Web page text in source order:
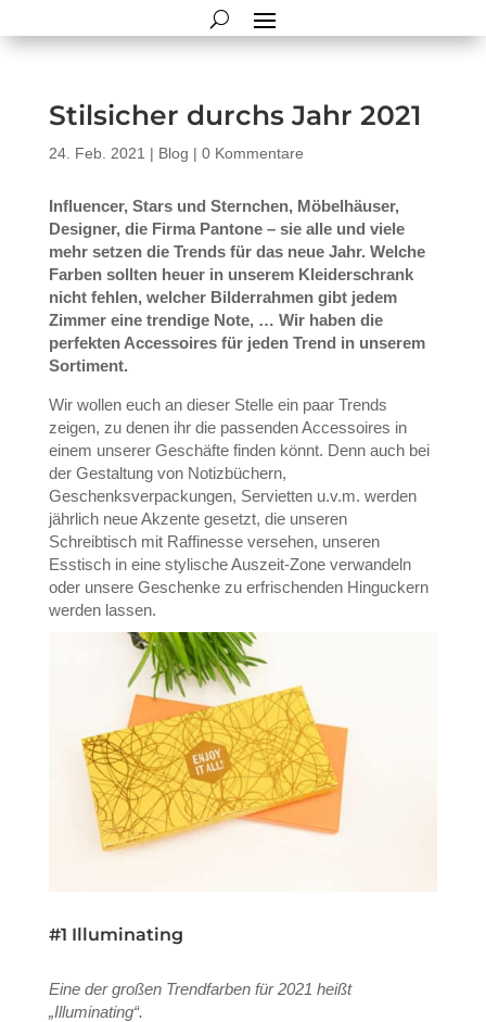
Stilsicher durchs Jahr 2021
24. Feb. 2021 | Blog | 0 Kommentare
Influencer, Stars und Sternchen, Möbelhäuser,
Designer, die Firma Pantone – sie alle und viele
mehr setzen die Trends für das neue Jahr. Welche
Farben sollten heuer in unserem Kleiderschrank
nicht fehlen, welcher Bilderrahmen gibt jedem
Zimmer eine trendige Note, … Wir haben die
perfekten Accessoires für jeden Trend in unserem
Sortiment.
Wir wollen euch an dieser Stelle ein paar Trends
zeigen, zu denen ihr die passenden Accessoires in
einem unserer Geschäfte finden könnt. Denn auch bei
der Gestaltung von Notizbüchern,
Geschenksverpackungen, Servietten u.v.m. werden
jährlich neue Akzente gesetzt, die unseren
Schreibtisch mit Raffinesse versehen, unseren
Esstisch in eine stylische Auszeit-Zone verwandeln
oder unsere Geschenke zu erfrischenden Hinguckern
werden lassen.
#1 Illuminating
Eine der großen Trendfarben für 2021 heißt
„Illuminating“.